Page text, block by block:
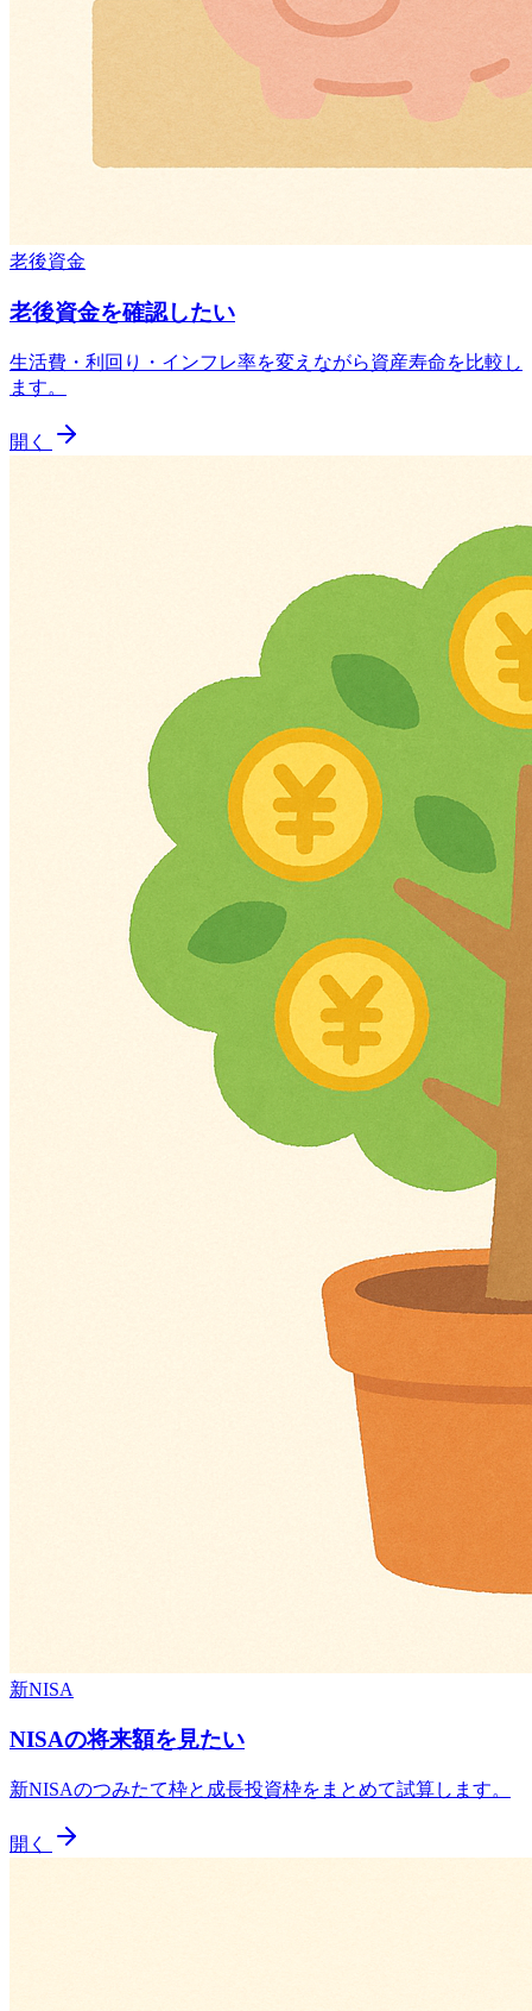
老後資金
老後資金を確認したい
生活費・利回り・インフレ率を変えながら資産寿命を比較し
ます。
開く
新NISA
NISAの将来額を見たい
新NISAのつみたて枠と成長投資枠をまとめて試算します。
開く